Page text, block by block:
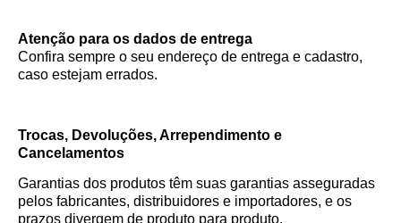
Atenção para os dados de entrega
Confira sempre o seu endereço de entrega e cadastro,
caso estejam errados.
Trocas, Devoluções, Arrependimento e
Cancelamentos
Garantias dos produtos têm suas garantias asseguradas
pelos fabricantes, distribuidores e importadores, e os
prazos divergem de produto para produto.